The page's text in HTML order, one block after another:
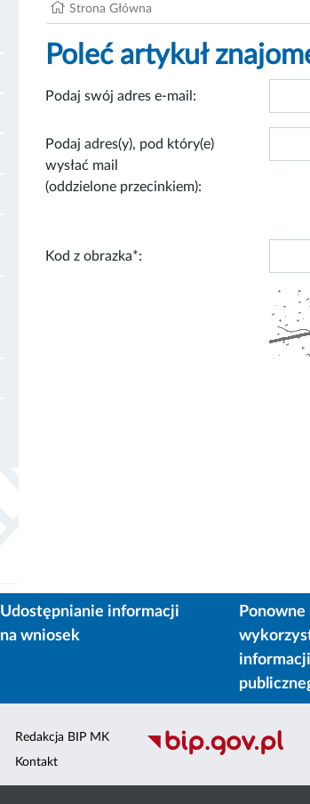
Strona Główna
Poleć artykuł
Podaj swój adres e-mail:
Podaj adres(y), pod który(e)
wysłać mail
(oddzielone przecinkiem):
Kod z obrazka*:
Udostępnianie informacji
na wniosek
Ponowne
Redakcja BIP MK
Kontakt